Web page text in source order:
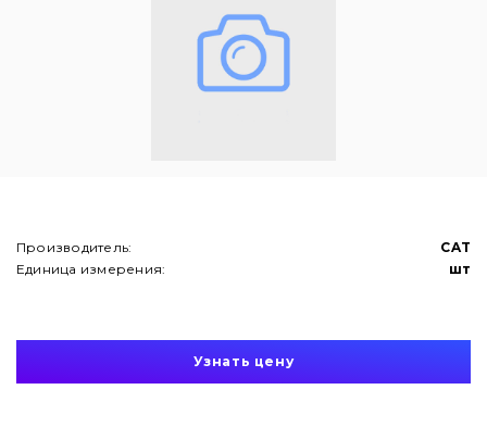
Производитель:
CAT
Единица измерения:
шт
Узнать цену